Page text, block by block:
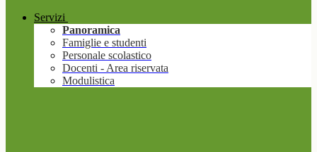
Servizi
Panoramica
Famiglie e studenti
Personale scolastico
Docenti - Area riservata
Modulistica